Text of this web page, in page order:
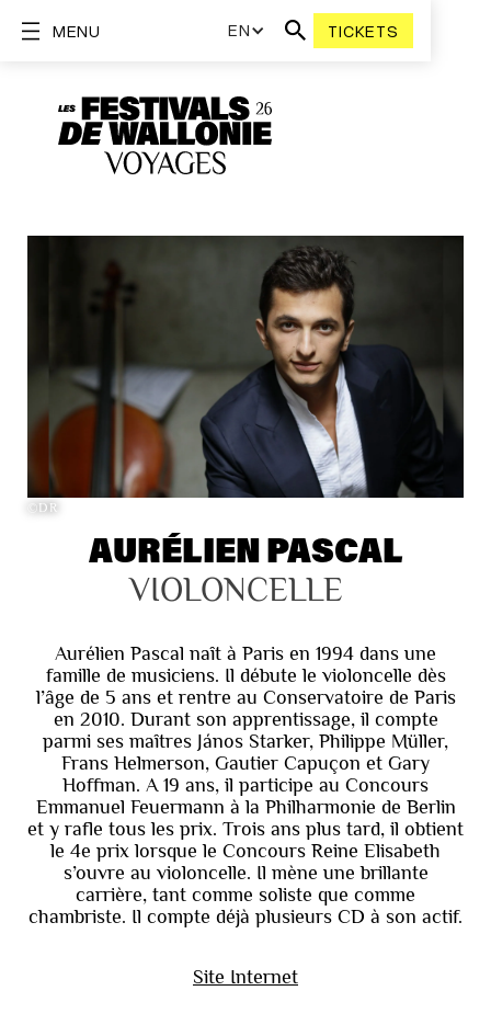
EN TICKETS
MENU
©DR
AURÉLIEN PASCAL
VIOLONCELLE
Aurélien Pascal naît à Paris en 1994 dans une
famille de musiciens. Il débute le violoncelle dès
l’âge de 5 ans et rentre au Conservatoire de Paris
en 2010. Durant son apprentissage, il compte
parmi ses maîtres János Starker, Philippe Müller,
Frans Helmerson, Gautier Capuçon et Gary
Hoffman. A 19 ans, il participe au Concours
Emmanuel Feuermann à la Philharmonie de Berlin
et y rafle tous les prix. Trois ans plus tard, il obtient
le 4e prix lorsque le Concours Reine Elisabeth
s’ouvre au violoncelle. Il mène une brillante
carrière, tant comme soliste que comme
chambriste. Il compte déjà plusieurs CD à son actif.
Site Internet